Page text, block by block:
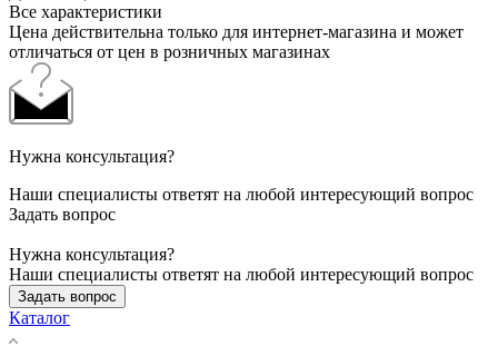
Все характеристики
Цена действительна только для интернет-магазина и может
отличаться от цен в розничных магазинах
Нужна консультация?
Наши специалисты ответят на любой интересующий вопрос
Задать вопрос
Нужна консультация?
Наши специалисты ответят на любой интересующий вопрос
Задать вопрос
Каталог